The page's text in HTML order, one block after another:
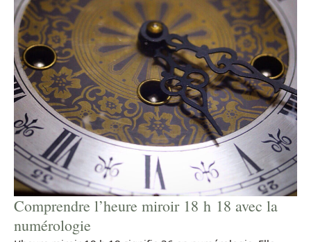
Comprendre l’heure miroir 18 h 18 avec la
numérologie